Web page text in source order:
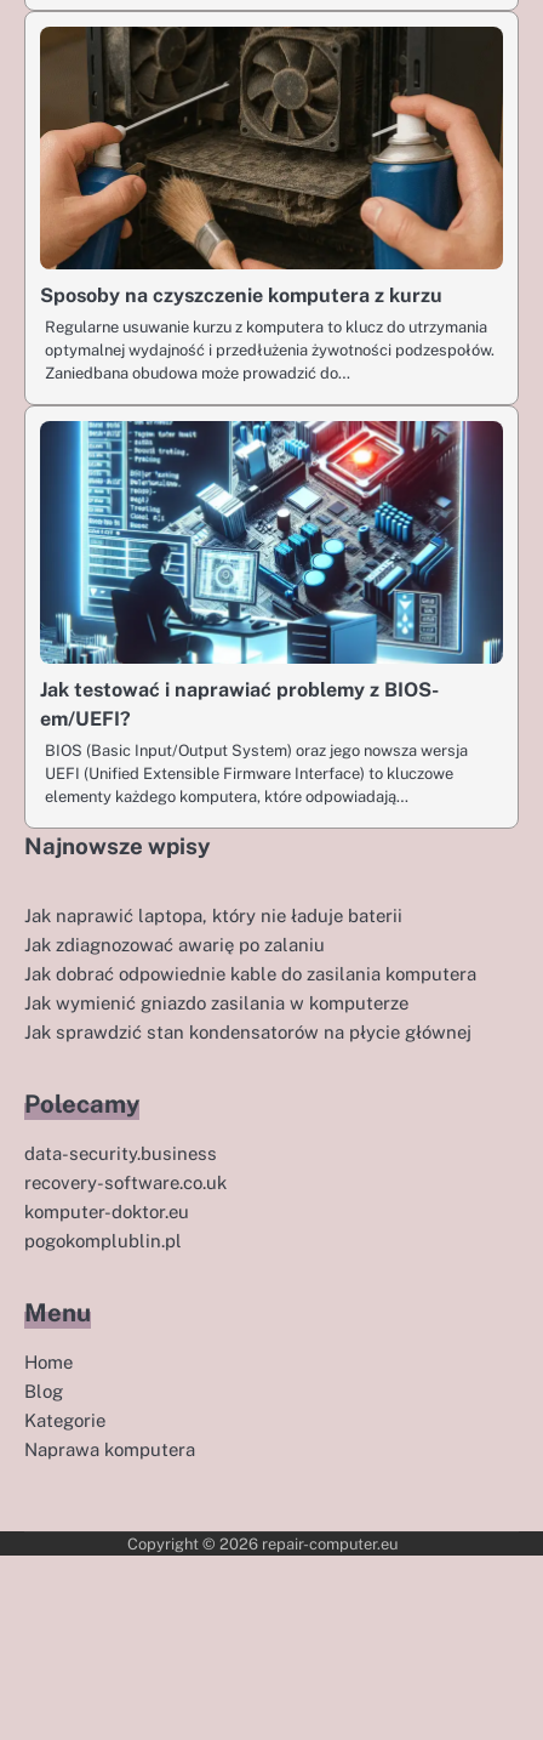
Sposoby na czyszczenie komputera z kurzu
Regularne usuwanie kurzu z komputera to klucz do utrzymania
optymalnej wydajność i przedłużenia żywotności podzespołów.
Zaniedbana obudowa może prowadzić do…
Jak testować i naprawiać problemy z BIOS-
em/UEFI?
BIOS (Basic Input/Output System) oraz jego nowsza wersja
UEFI (Unified Extensible Firmware Interface) to kluczowe
elementy każdego komputera, które odpowiadają…
Najnowsze wpisy
Jak naprawić laptopa, który nie ładuje baterii
Jak zdiagnozować awarię po zalaniu
Jak dobrać odpowiednie kable do zasilania komputera
Jak wymienić gniazdo zasilania w komputerze
Jak sprawdzić stan kondensatorów na płycie głównej
Polecamy
data-security.business
recovery-software.co.uk
komputer-doktor.eu
pogokomplublin.pl
Menu
Home
Blog
Kategorie
Naprawa komputera
Copyright © 2026 repair-computer.eu